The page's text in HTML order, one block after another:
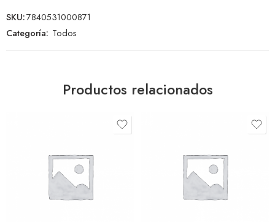
SKU:7840531000871
Categoría: Todos
Productos relacionados